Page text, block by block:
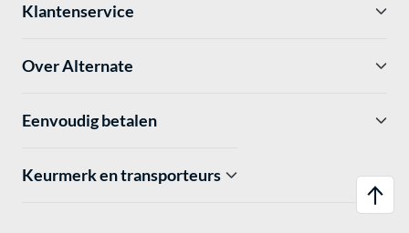
Klantenservice
Over Alternate
Eenvoudig betalen
Keurmerk en transporteurs